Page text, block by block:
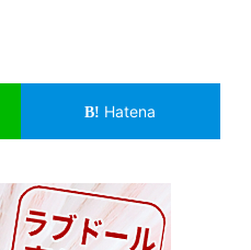
Hatena